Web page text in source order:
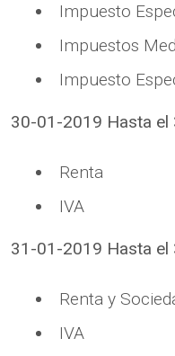
Impuesto
Impuestos
Impuesto
30-01-2019 Hasta el
Renta
IVA
31-01-2019 Hasta el
Renta y
IVA